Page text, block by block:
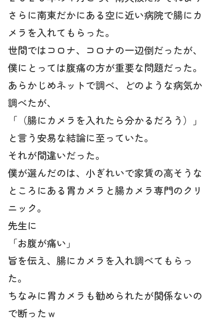
さらに南東だかにある空に近い病院で腸にカ
メラを入れてもらった。
世間ではコロナ、コロナの一辺倒だったが、
僕にとっては腹痛の方が重要な問題だった。
あらかじめネットで調べ、どのような病気か
調べたが、
「（腸にカメラを入れたら分かるだろう）」
と言う安易な結論に至っていた。
それが間違いだった。
僕が選んだのは、小ぎれいで家賃の高そうな
ところにある胃カメラと腸カメラ専門のクリ
ニック。
先生に
「お腹が痛い」
旨を伝え、腸にカメラを入れ調べてもらっ
た。
ちなみに胃カメラも勧められたが関係ないの
で断ったｗ